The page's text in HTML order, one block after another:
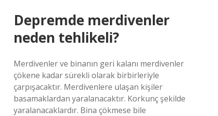
Depremde merdivenler
neden tehlikeli?
Merdivenler ve binanın geri kalanı merdivenler
çökene kadar sürekli olarak birbirleriyle
çarpışacaktır. Merdivenlere ulaşan kişiler
basamaklardan yaralanacaktır. Korkunç şekilde
yaralanacaklardır. Bina çökmese bile